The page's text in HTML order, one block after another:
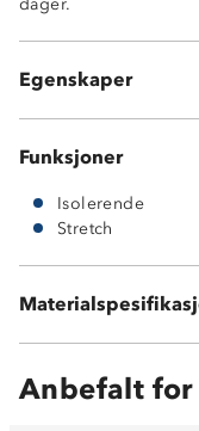
Egenskaper
Kontrastfelt på
Knagghempe i
Funksjoner
Isolerende
Stretch
100 % polyester
Anbefalt for